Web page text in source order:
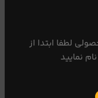
لطفا ابتدا از
نمایید